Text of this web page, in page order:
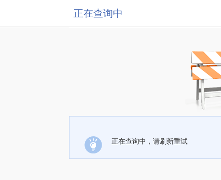
正在查询中
正在查询中，请刷新重试